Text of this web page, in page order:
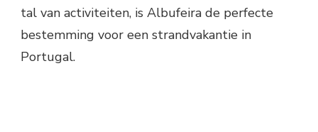
tal van activiteiten, is Albufeira de perfecte
bestemming voor een strandvakantie in
Portugal.